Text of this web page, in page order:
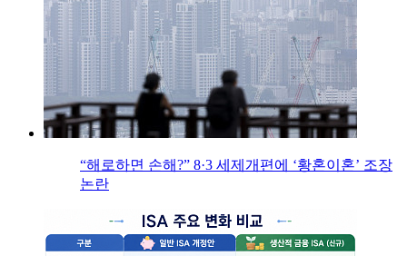
“해로하면 손해?” 8·3 세제개편에 ‘황혼이혼’ 조장
논란